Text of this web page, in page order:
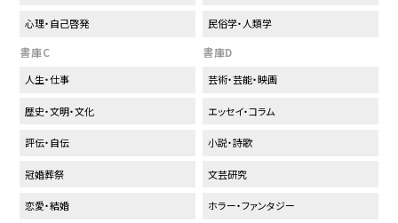
心理・自己啓発 民俗学・人類学
書庫C
人生・仕事
歴史・文明・文化
評伝・自伝
冠婚葬祭
恋愛・結婚
書庫D
芸術・芸能・映画
エッセイ・コラム
小説・詩歌
文芸研究
ホラー・ファンタジー